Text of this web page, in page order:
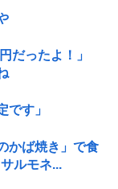
だったよ！」
です」
かば焼き」で食
ルモネ...